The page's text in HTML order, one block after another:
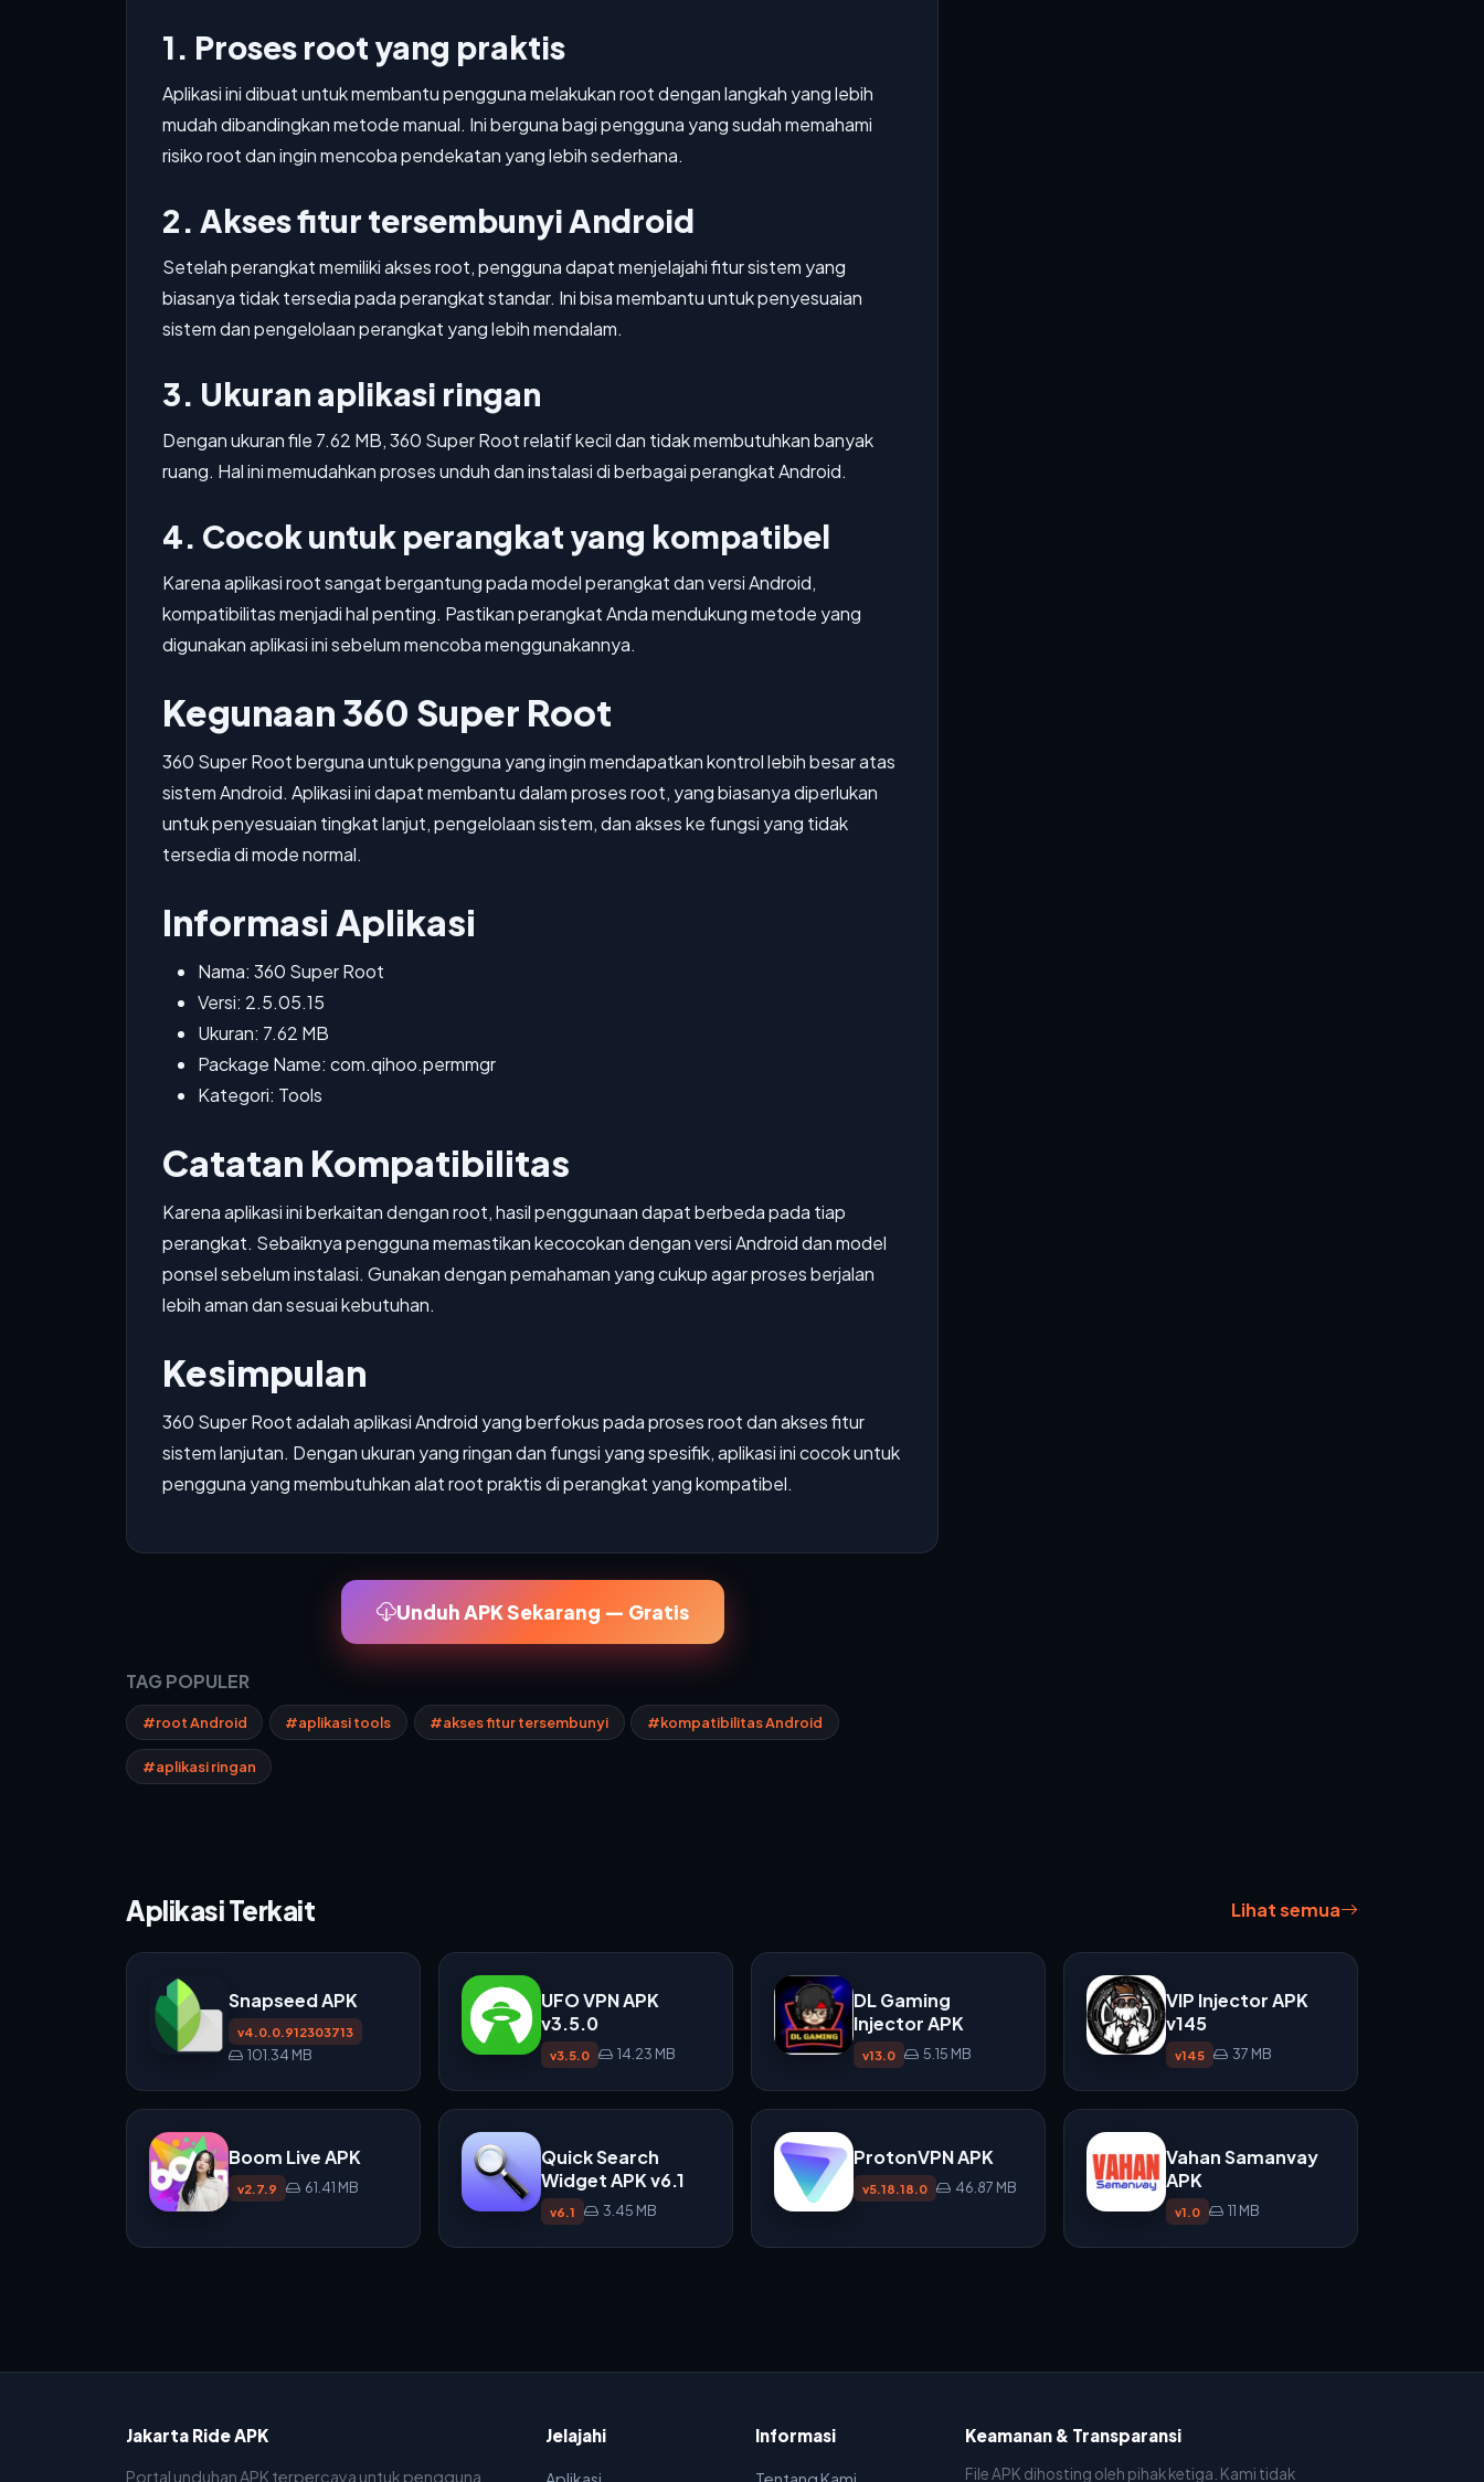
1. Proses root yang praktis
Aplikasi ini dibuat untuk membantu pengguna melakukan root dengan langkah yang lebih
mudah dibandingkan metode manual. Ini berguna bagi pengguna yang sudah memahami
risiko root dan ingin mencoba pendekatan yang lebih sederhana.
2. Akses fitur tersembunyi Android
Setelah perangkat memiliki akses root, pengguna dapat menjelajahi fitur sistem yang
biasanya tidak tersedia pada perangkat standar. Ini bisa membantu untuk penyesuaian
sistem dan pengelolaan perangkat yang lebih mendalam.
3. Ukuran aplikasi ringan
Dengan ukuran file 7.62 MB, 360 Super Root relatif kecil dan tidak membutuhkan banyak
ruang. Hal ini memudahkan proses unduh dan instalasi di berbagai perangkat Android.
4. Cocok untuk perangkat yang kompatibel
Karena aplikasi root sangat bergantung pada model perangkat dan versi Android,
kompatibilitas menjadi hal penting. Pastikan perangkat Anda mendukung metode yang
digunakan aplikasi ini sebelum mencoba menggunakannya.
Kegunaan 360 Super Root
360 Super Root berguna untuk pengguna yang ingin mendapatkan kontrol lebih besar atas
sistem Android. Aplikasi ini dapat membantu dalam proses root, yang biasanya diperlukan
untuk penyesuaian tingkat lanjut, pengelolaan sistem, dan akses ke fungsi yang tidak
tersedia di mode normal.
Informasi Aplikasi
Nama: 360 Super Root
Versi: 2.5.05.15
Ukuran: 7.62 MB
Package Name: com.qihoo.permmgr
Kategori: Tools
Catatan Kompatibilitas
Karena aplikasi ini berkaitan dengan root, hasil penggunaan dapat berbeda pada tiap
perangkat. Sebaiknya pengguna memastikan kecocokan dengan versi Android dan model
ponsel sebelum instalasi. Gunakan dengan pemahaman yang cukup agar proses berjalan
lebih aman dan sesuai kebutuhan.
Kesimpulan
360 Super Root adalah aplikasi Android yang berfokus pada proses root dan akses fitur
sistem lanjutan. Dengan ukuran yang ringan dan fungsi yang spesifik, aplikasi ini cocok untuk
pengguna yang membutuhkan alat root praktis di perangkat yang kompatibel.
Unduh APK Sekarang — Gratis
TAG POPULER
#root Android #aplikasi tools #akses fitur tersembunyi #kompatibilitas Android
#aplikasi ringan
Aplikasi Terkait Lihat semua
Snapseed APK
v4.0.0.912303713
101.34 MB
UFO VPN APK
v3.5.0
v3.5.0 14.23 MB
DL Gaming
Injector APK
v13.0 5.15 MB
VIP Injector APK
v145
v145 37 MB
Boom Live APK
v2.7.9 61.41 MB
Quick Search
Widget APK v6.1
v6.1 3.45 MB
ProtonVPN APK
v5.18.18.0 46.87 MB
Vahan Samanvay
APK
v1.0 11 MB
Jakarta Ride APK
Portal unduhan APK terpercaya untuk pengguna
Jelajahi Informasi Keamanan & Transparansi
File APK dihosting oleh pihak ketiga. Kami tidak